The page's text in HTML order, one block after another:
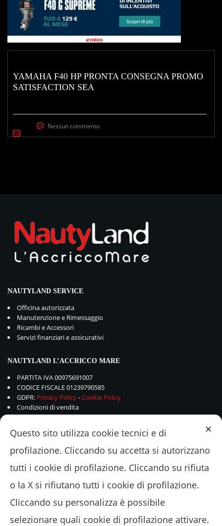
YAMAHA F40 HP PRONTA CONSEGNA PROMO
SATISFACTION SEA
Nessun commento
NAUTYLAND SERVICE
Officina autorizzata
Manutenzione e Rimessaggio
Ricambi e Accessori
Servizi finanziari e assicurativi
NAUTYLAND L’ACCRICCO MARE
PARTITA IVA 00975691007
CODICE FISCALE 01239790585
GDPR: Privacy Policy-Cookie Policy
Condizioni di vendita
✕
Questo sito utilizza cookie tecnici e di
profilazione. Cliccando su accetta si autorizzano
tutti i cookie di profilazione. Cliccando su rifiuta
o la X si rifiutano tutti i cookie di profilazione.
Cliccando su personalizza è possibile
selezionare quali cookie di profilazione attivare.